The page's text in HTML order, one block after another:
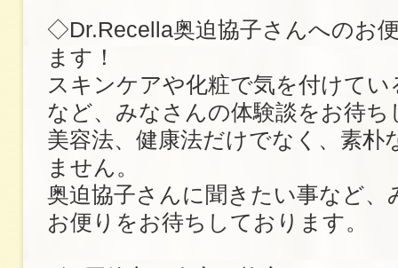
◇Dr.Recella奥迫協子さんへのお
ます！
スキンケアや化粧で気を付けてい
など、みなさんの体験談をお待ち
美容法、健康法だけでなく、素朴
ません。
奥迫協子さんに聞きたい事など、
お便りをお待ちしております。